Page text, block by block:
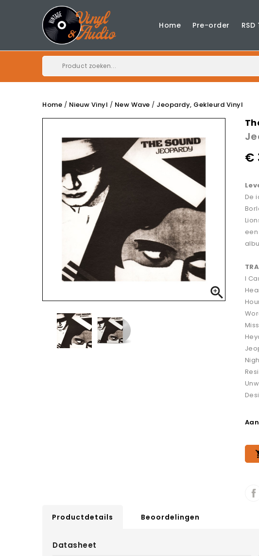
Home Pre-order
Home Nieuw Vinyl New Wave Jeopardy, Gekleurd Vinyl

€
De
I
Productdetails Beoordelingen
Datasheet